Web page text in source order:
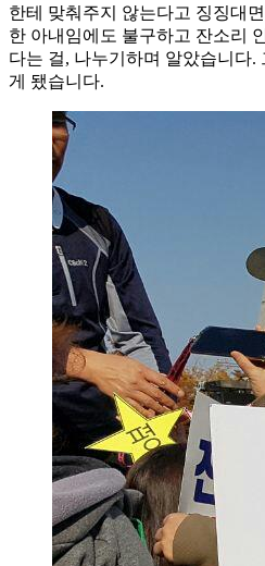
한테 맞춰주지 않는다고 징징대
한 아내임에도 불구하고 잔소리
다는 걸, 나누기하며 알았습니다.
게 됐습니다.